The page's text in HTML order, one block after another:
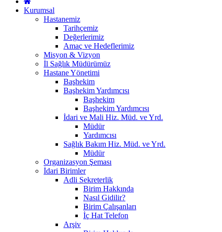
Kurumsal
Hastanemiz
Tarihçemiz
Değerlerimiz
Amaç ve Hedeflerimiz
Misyon & Vizyon
İl Sağlık Müdürümüz
Hastane Yönetimi
Başhekim
Başhekim Yardımcısı
Başhekim
Başhekim Yardımcısı
İdari ve Mali Hiz. Müd. ve Yrd.
Müdür
Yardımcısı
Sağlık Bakım Hiz. Müd. ve Yrd.
Müdür
Organizasyon Şeması
İdari Birimler
Adli Sekreterlik
Birim Hakkında
Nasıl Gidilir?
Birim Çalışanları
İç Hat Telefon
Arşiv